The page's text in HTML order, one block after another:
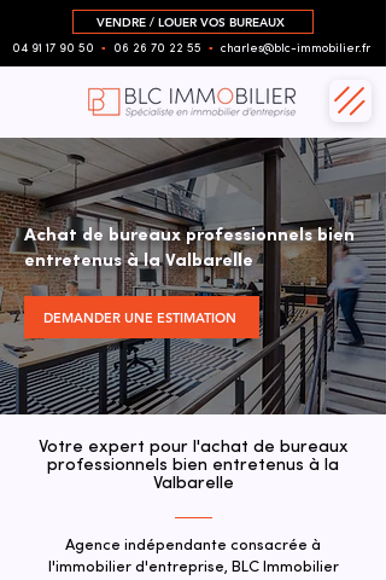
VENDRE / LOUER VOS BUREAUX
04 91 17 90 50 ▪︎ 06 26 70 22 55 ▪︎ charles@blc-immobilier.fr
Achat de bureaux professionnels bien
entretenus à la Valbarelle
DEMANDER UNE ESTIMATION
Votre expert pour l'achat de bureaux
professionnels bien entretenus à la
Valbarelle
Agence indépendante consacrée à
l'immobilier d'entreprise, BLC Immobilier